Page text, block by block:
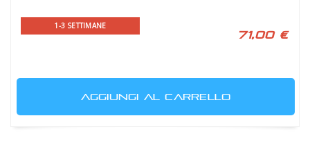
1-3 SETTIMANE
71,00 €
AGGIUNGI AL CARRELLO